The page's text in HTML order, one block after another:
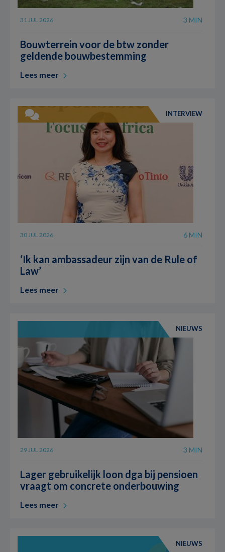
31 JUL 2026 3 MIN
Bouwterrein voor de btw zonder
geldende bouwbestemming
Lees meer
INTERVIEW
30 JUL 2026 6 MIN
‘Ik kan ambassadeur zijn van de Rule of
Law’
Lees meer
NIEUWS
29 JUL 2026 3 MIN
Lager gebruikelijk loon dga bij pensioen
vraagt om concrete onderbouwing
Lees meer
NIEUWS